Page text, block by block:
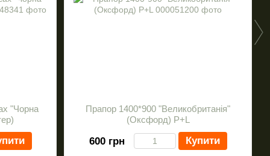
"Чорна
Прапор 1400*900 "Великобританія"
(Оксфорд) P+L
600 грн Купити